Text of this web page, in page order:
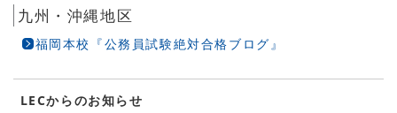
九州・沖縄地区
福岡本校『公務員試験絶対合格ブログ』
LECからのお知らせ